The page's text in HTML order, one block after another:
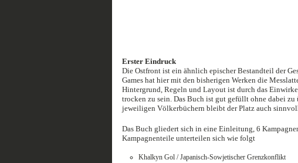
Erster Eindruck
Die Ostfront ist ein ähnlich epischer Bestandteil der
Games hat hier mit den bisherigen Werken die
Hintergrund, Regeln und Layout ist durch das
trocken zu sein. Das Buch ist gut gefüllt ohne dabei
jeweiligen Völkerbüchern bleibt der Platz auch
Das Buch gliedert sich in eine Einleitung, 6
Kampagnenteile unterteilen sich wie folgt
Khalkyn Gol / Japanisch-Sowjetischer Grenzkonflikt